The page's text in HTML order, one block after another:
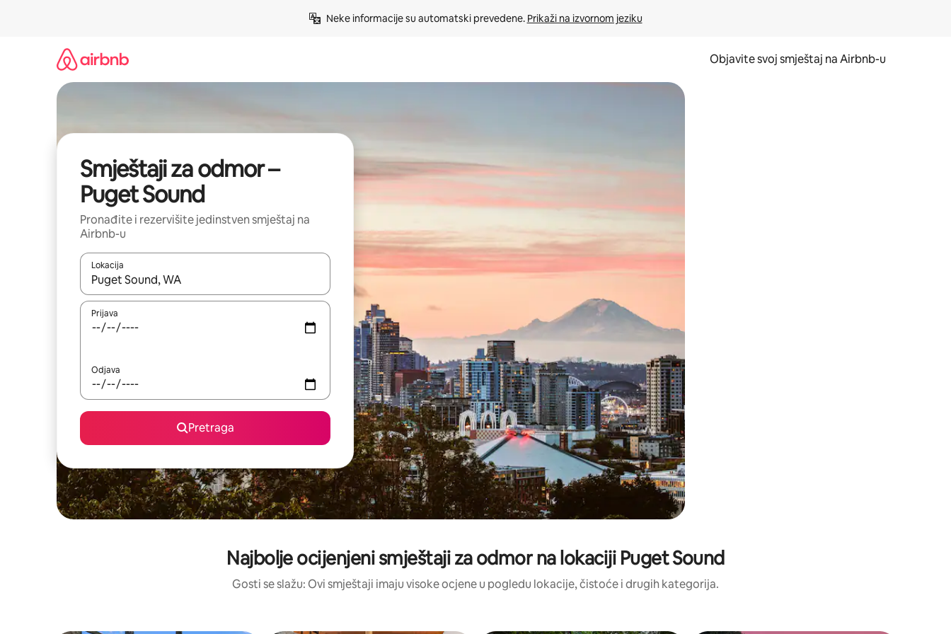
Neke informacije su automatski prevedene. Prikaži na izvornom jeziku
Objavite svoj smještaj na Airbnb-u
Smještaji za odmor –
Puget Sound
Pronađite i rezervišite jedinstven smještaj na
Airbnb-u
Lokacija
Kad su rezultati dostupni, možete da se krećete kroz njih pomoću strelica nagore i nadolje, kao i da ih istražujte dodirom ili prevlačenjem.
Prijava
Odjava
Pretraga
Najbolje ocijenjeni smještaji za odmor na lokaciji Puget Sound
Gosti se slažu: Ovi smještaji imaju visoke ocjene u pogledu lokacije, čistoće i drugih kategorija.